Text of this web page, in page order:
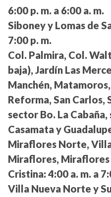
6:00 p. m. a 6:00 a. m.
Siboney y Lomas de
7:00 p. m.
Col. Palmira, Col.
baja), Jardín Las
Manchén,
Reforma, San Carlos,
sector Bo. La
Casamata y
Miraflores Norte,
Miraflores, Miraflores
Cristina: 4:00 a. m. a
Villa Nueva Norte y